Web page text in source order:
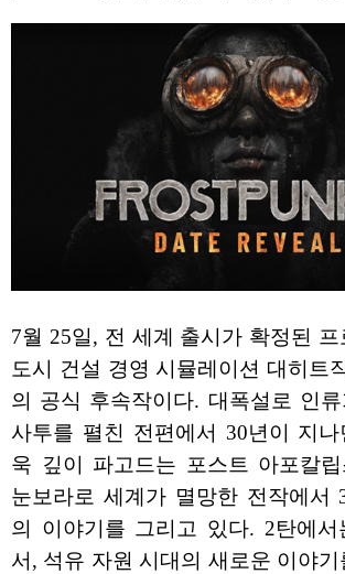
7월 25일, 전 세계 출시가 확정된
도시 건설 경영 시뮬레이션 대히트
의 공식 후속작이다. 대폭설로 인
사투를 펼친 전편에서 30년이 지
욱 깊이 파고드는 포스트 아포칼
눈보라로 세계가 멸망한 전작에서
의 이야기를 그리고 있다. 2탄에서
서, 석유 자원 시대의 새로운 이야